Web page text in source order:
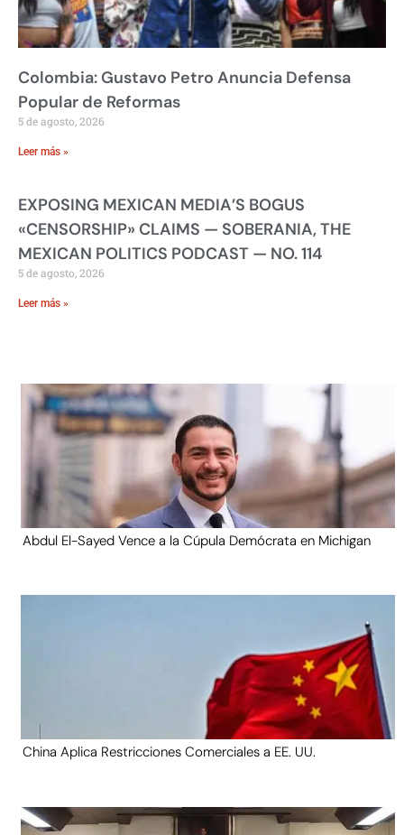
Colombia: Gustavo Petro Anuncia Defensa
Popular de Reformas
5 de agosto, 2026
Leer más »
EXPOSING MEXICAN MEDIA’S BOGUS
«CENSORSHIP» CLAIMS — SOBERANIA, THE
MEXICAN POLITICS PODCAST — NO. 114
5 de agosto, 2026
Leer más »
Abdul El-Sayed Vence a la Cúpula Demócrata en Michigan
China Aplica Restricciones Comerciales a EE. UU.